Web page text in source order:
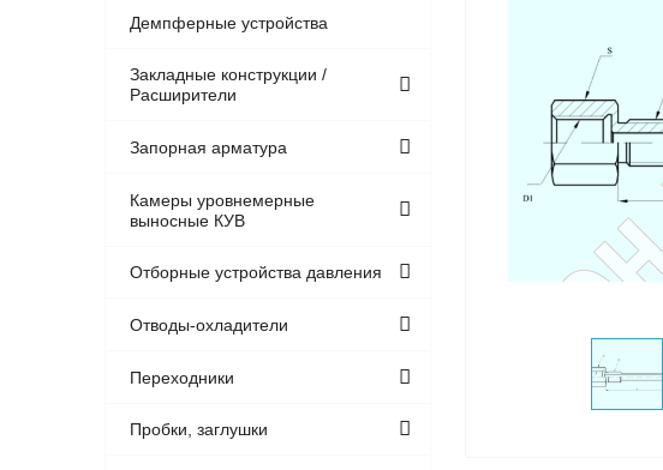
Демпферные устройства
Закладные конструкции /
Расширители
Запорная арматура
Камеры уровнемерные
выносные КУВ
Отборные устройства давления
Отводы-охладители
Переходники
Пробки, заглушки